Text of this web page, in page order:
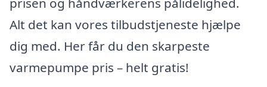
Alt det kan vores tilbudstjeneste hjælpe
dig med. Her får du den skarpeste
varmepumpe pris – helt gratis!